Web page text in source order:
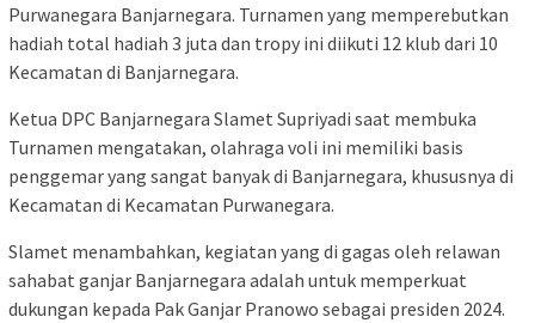
Purwanegara Banjarnegara. Turnamen yang memperebutkan
hadiah total hadiah 3 juta dan tropy ini diikuti 12 klub dari 10
Kecamatan di Banjarnegara.
Ketua DPC Banjarnegara Slamet Supriyadi saat membuka
Turnamen mengatakan, olahraga voli ini memiliki basis
penggemar yang sangat banyak di Banjarnegara, khususnya di
Kecamatan di Kecamatan Purwanegara.
Slamet menambahkan, kegiatan yang di gagas oleh relawan
sahabat ganjar Banjarnegara adalah untuk memperkuat
dukungan kepada Pak Ganjar Pranowo sebagai presiden 2024.